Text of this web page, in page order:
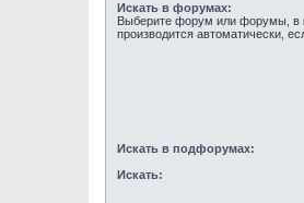
Искать в форумах:
Выберите форум или форумы, в
производится автоматически,
Искать в подфорумах:
Искать: